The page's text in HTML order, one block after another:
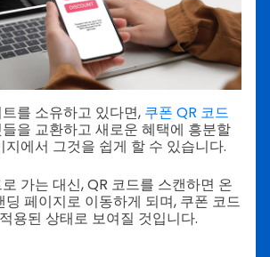
를 소유하고 있다면, 쿠폰 QR 코드
을 교환하고 새로운 혜택에 흥분할
지에서 그것을 쉽게 할 수 있습니다.
가는 대신, QR 코드를 스캔하면 온
딩 페이지로 이동하게 되며, 쿠폰 코드
용된 상태로 보여질 것입니다.